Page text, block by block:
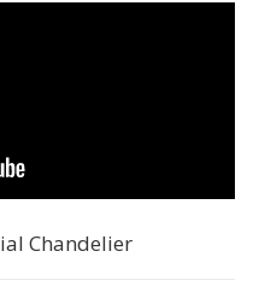
Chandelier